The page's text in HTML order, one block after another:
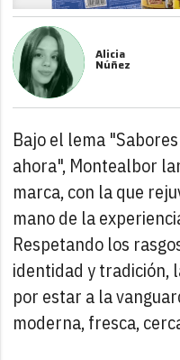
Alicia
Núñez
Bajo el lema
ahora", Montealbor
marca, con la que
mano de la
Respetando los
identidad y tradición,
por estar a la
moderna, fresca,